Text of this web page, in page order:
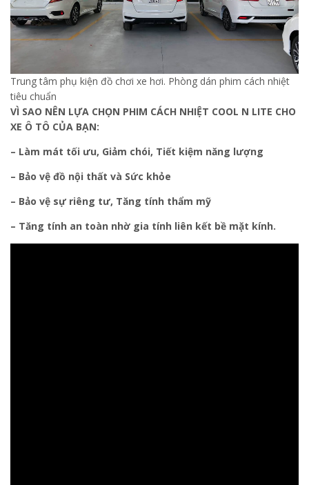
Trung tâm phụ kiện đồ chơi xe hơi. Phòng dán phim cách nhiệt
tiêu chuẩn
VÌ SAO NÊN LỰA CHỌN PHIM CÁCH NHIỆT COOL N LITE CHO
XE Ô TÔ CỦA BẠN:
– Làm mát tối ưu, Giảm chói, Tiết kiệm năng lượng
– Bảo vệ đồ nội thất và Sức khỏe
– Bảo vệ sự riêng tư, Tăng tính thẩm mỹ
– Tăng tính an toàn nhờ gia tính liên kết bề mặt kính.